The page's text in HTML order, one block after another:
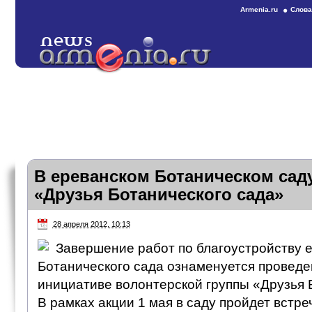
Armenia.ru
В ереванском Ботаническом
«Друзья Ботанического сада»
28 апреля 2012, 10:13
Завершение работ по благоустройству
Ботанического сада ознаменуется
инициативе волонтерской группы «Друзья
В рамках акции 1 мая в саду пройдет